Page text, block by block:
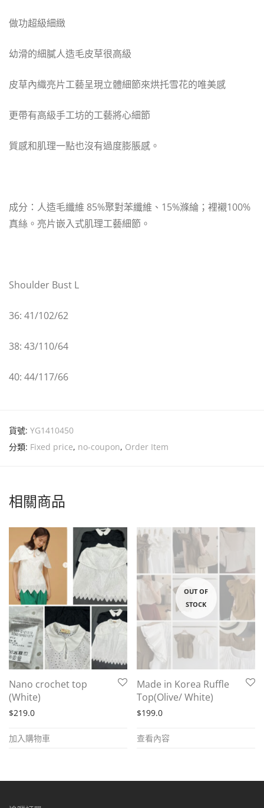
做功超級細緻
幼滑的細膩人造毛皮草很高級
皮草內織亮片工藝呈現立體細節來烘托雪花的唯美感
更帶有高級手工坊的工藝將心細節
質感和肌理一點也沒有過度膨脹感。
成分：人造毛纖維 85%聚對苯纖維、15%滌綸；裡襯100%
真絲。亮片嵌入式肌理工藝細節。
Shoulder Bust L
36: 41/102/62
38: 43/110/64
40: 44/117/66
貨號: YG1410450
分類: Fixed price, no-coupon, Order Item
相關商品
Nano crochet top
(White)
$219.0
加入購物車
Made in Korea Ruffle
Top(Olive/ White)
$199.0
查看內容